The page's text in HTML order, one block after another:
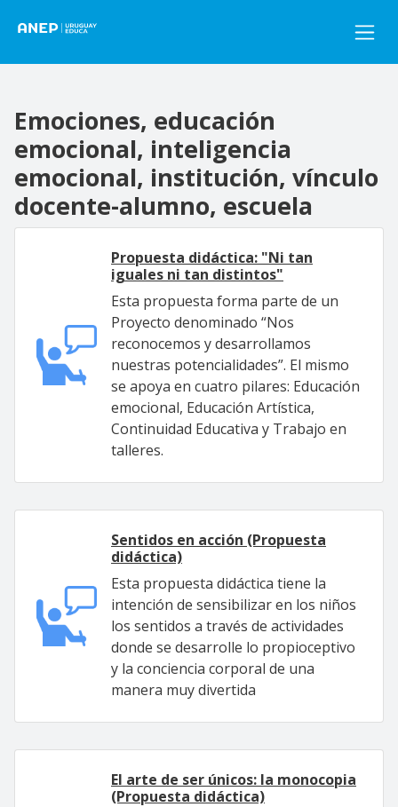
Emociones, educación
emocional, inteligencia
emocional, institución, vínculo
docente-alumno, escuela
Propuesta didáctica: "Ni tan
iguales ni tan distintos"
Esta propuesta forma parte de un
Proyecto denominado “Nos
reconocemos y desarrollamos
nuestras potencialidades”. El mismo
se apoya en cuatro pilares: Educación
emocional, Educación Artística,
Continuidad Educativa y Trabajo en
talleres.
Sentidos en acción (Propuesta
didáctica)
Esta propuesta didáctica tiene la
intención de sensibilizar en los niños
los sentidos a través de actividades
donde se desarrolle lo propioceptivo
y la conciencia corporal de una
manera muy divertida
El arte de ser únicos: la monocopia
(Propuesta didáctica)